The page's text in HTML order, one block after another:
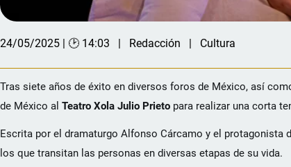
24/05/2025 | 🕑 14:03 Redacción Cultura
Tras siete años de éxito en diversos foros de México, así
de México al Teatro Xola Julio Prieto para realizar una corta
Escrita por el dramaturgo Alfonso Cárcamo y el protagonista
los que transitan las personas en diversas etapas de su vida.